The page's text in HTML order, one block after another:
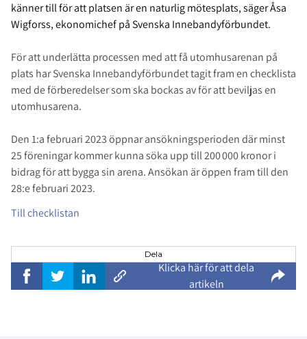
känner till för att platsen är en naturlig mötesplats, säger Åsa
Wigforss, ekonomichef på Svenska Innebandyförbundet.
För att underlätta processen med att få utomhusarenan på
plats har Svenska Innebandyförbundet tagit fram en checklista
med de förberedelser som ska bockas av för att beviljas en
utomhusarena.
Den1:afebruari 2023 öppnar ansökningsperioden där minst
25 föreningar kommer kunna söka upp till 200000 kronor i
bidrag för att bygga sin arena. Ansökan är öppen fram till den
28:e februari 2023.
Till checklistan
Dela
Klicka här för att dela
artikeln